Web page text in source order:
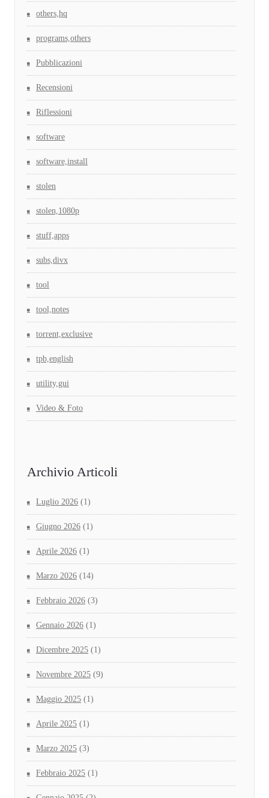
others,hq
programs,others
Pubblicazioni
Recensioni
Riflessioni
software
software,install
stolen
stolen,1080p
stuff,apps
subs,divx
tool
tool,notes
torrent,exclusive
tpb,english
utility,gui
Video & Foto
Archivio Articoli
Luglio 2026 (1)
Giugno 2026 (1)
Aprile 2026 (1)
Marzo 2026 (14)
Febbraio 2026 (3)
Gennaio 2026 (1)
Dicembre 2025 (1)
Novembre 2025 (9)
Maggio 2025 (1)
Aprile 2025 (1)
Marzo 2025 (3)
Febbraio 2025 (1)